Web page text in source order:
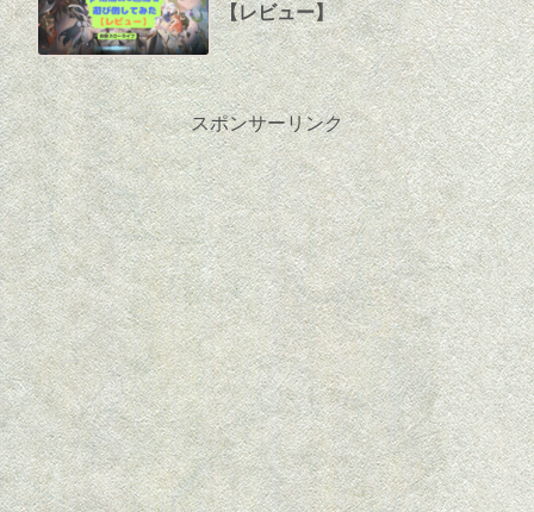
【レビュー】
スポンサーリンク